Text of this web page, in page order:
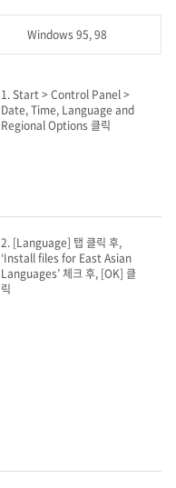
Windows 95, 98
1. Start > Control Panel >
Date, Time, Language and
Regional Options 클릭
2. [Language] 탭 클릭 후,
‘Install files for East Asian
Languages’ 체크 후, [OK] 클
릭